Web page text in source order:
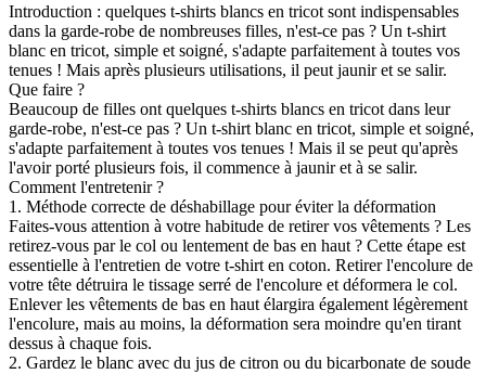
Introduction : quelques t-shirts blancs en tricot sont indispensables
dans la garde-robe de nombreuses filles, n'est-ce pas ? Un t-shirt
blanc en tricot, simple et soigné, s'adapte parfaitement à toutes vos
tenues ! Mais après plusieurs utilisations, il peut jaunir et se salir.
Que faire ?
Beaucoup de filles ont quelques t-shirts blancs en tricot dans leur
garde-robe, n'est-ce pas ? Un t-shirt blanc en tricot, simple et soigné,
s'adapte parfaitement à toutes vos tenues ! Mais il se peut qu'après
l'avoir porté plusieurs fois, il commence à jaunir et à se salir.
Comment l'entretenir ?
1. Méthode correcte de déshabillage pour éviter la déformation
Faites-vous attention à votre habitude de retirer vos vêtements ? Les
retirez-vous par le col ou lentement de bas en haut ? Cette étape est
essentielle à l'entretien de votre t-shirt en coton. Retirer l'encolure de
votre tête détruira le tissage serré de l'encolure et déformera le col.
Enlever les vêtements de bas en haut élargira également légèrement
l'encolure, mais au moins, la déformation sera moindre qu'en tirant
dessus à chaque fois.
2. Gardez le blanc avec du jus de citron ou du bicarbonate de soude